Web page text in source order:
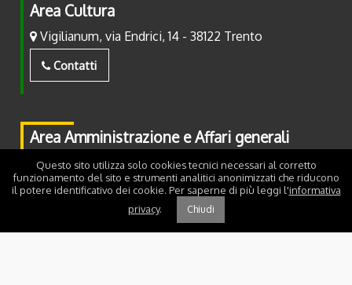
Area Cultura
Vigilianum, via Endrici, 14 - 38122 Trento
Contatti
Area Amministrazione e Affari generali
Piazza Fiera, 2 - 38122 Trento
Contatti
Questo sito utilizza solo cookies tecnici necessari al corretto
funzionamento del sito e strumenti analitici anonimizzati che riducono
il potere identificativo dei cookie. Per saperne di più leggi l'informativa
privacy. Chiudi